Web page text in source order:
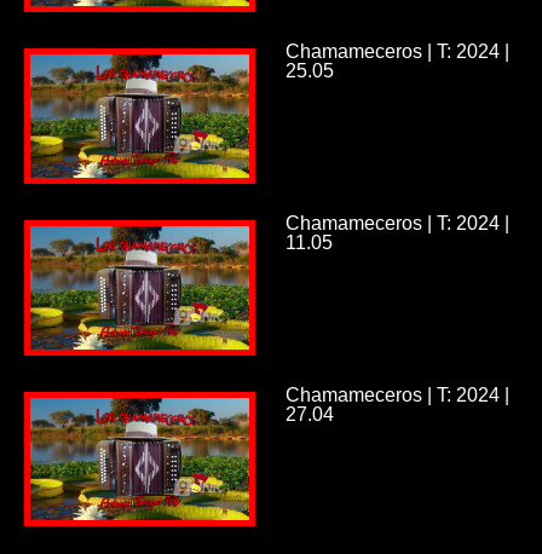
Chamameceros | T: 2024 |
25.05
Chamameceros | T: 2024 |
11.05
Chamameceros | T: 2024 |
27.04